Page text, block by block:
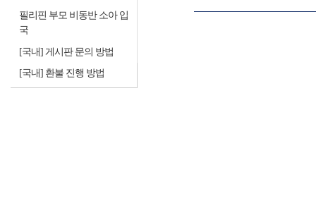
필리핀 부모 비동반 소아 입
국
[국내] 게시판 문의 방법
[국내] 환불 진행 방법